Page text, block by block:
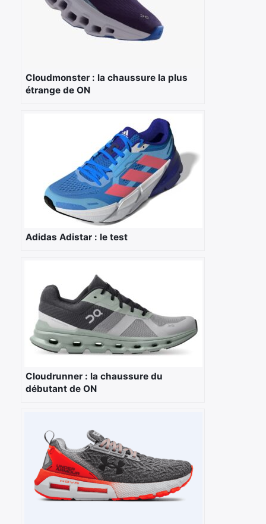
Cloudmonster : la chaussure la plus
étrange de ON
Adidas Adistar : le test
Cloudrunner : la chaussure du
débutant de ON